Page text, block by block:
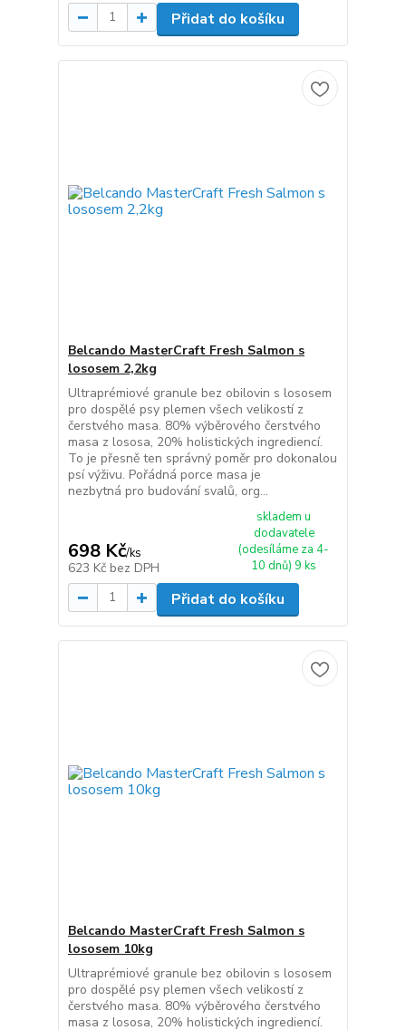
Přidat do košíku
Belcando MasterCraft Fresh Salmon s
lososem 2,2kg
Ultraprémiové granule bez obilovin s lososem
pro dospělé psy plemen všech velikostí z
čerstvého masa. 80% výběrového čerstvého
masa z lososa, 20% holistických ingrediencí.
To je přesně ten správný poměr pro dokonalou
psí výživu. Pořádná porce masa je
nezbytná pro budování svalů, org...
698 Kč/ks
623 Kč bez DPH
skladem u
dodavatele
(odesíláme za 4-
10 dnů) 9 ks
Přidat do košíku
Belcando MasterCraft Fresh Salmon s
lososem 10kg
Ultraprémiové granule bez obilovin s lososem
pro dospělé psy plemen všech velikostí z
čerstvého masa. 80% výběrového čerstvého
masa z lososa, 20% holistických ingrediencí.